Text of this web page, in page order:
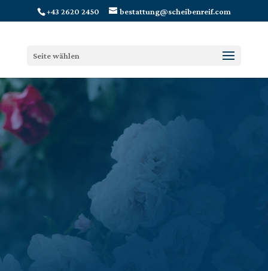
+43 2620 2450 bestattung@scheibenreif.com
Seite wählen